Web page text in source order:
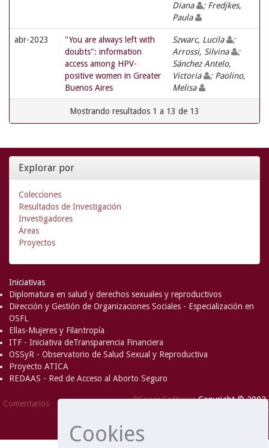
Cookies
Diana
; Fredjkes,
Paula
abr-2023
"You are always left with
doubts": information
access among HPV-
positive women in Greater
Buenos Aires
Szwarc, Lucila
;
Arrossi, Silvina
;
Sánchez Antelo,
Victoria
; Paolino,
Melisa
Mostrando resultados 1 a 13 de 13
Explorar por
Colecciones
Resultados de Investigación
Investigadores
Áreas
Proyectos
Iniciativas
Diplomatura en salud y derechos sexuales y reproductivos
Dirección y Gestión de Organizaciones Sociales - Especialización en
OSFL
Ellas-Mujeres y Filantropía
ITF - Iniciativa deTransparencia Financiera
OSSyR - Observatorio de Salud Sexual y Reproductiva
Proyecto ATICA
REDAAS - Red de Acceso al Aborto Seguro
Comentarios DSpace SoftwareCopyright © 2002-
- Extensión mantenida y